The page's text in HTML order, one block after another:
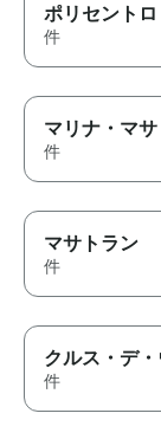
ポリセント
件
マリナ・マ
件
マサトラン
件
クルス・デ
件